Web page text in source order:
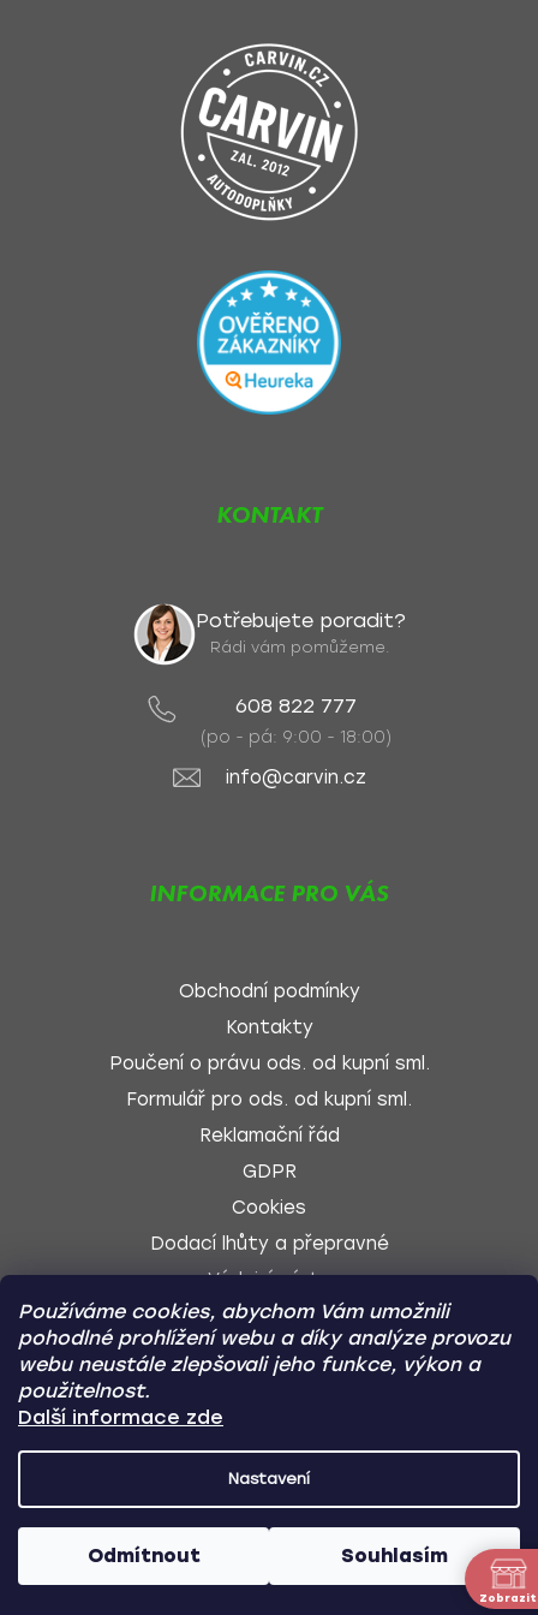
Používáme cookies, abychom Vám umožnili
pohodlné prohlížení webu a díky analýze provozu
webu neustále zlepšovali jeho funkce, výkon a
použitelnost.
Další informace zde
Nastavení
Odmítnout Souhlasím
KONTAKT
Potřebujete poradit?
Rádi vám pomůžeme.
608 822 777
(po - pá: 9:00 - 18:00)
info@carvin.cz
INFORMACE PRO VÁS
Obchodní podmínky
Kontakty
Poučení o právu ods. od kupní sml.
Formulář pro ods. od kupní sml.
Reklamační řád
GDPR
Cookies
Dodací lhůty a přepravné
Výdejní místa
Kariéra / Volné pozice
Facebook
Zobrazit